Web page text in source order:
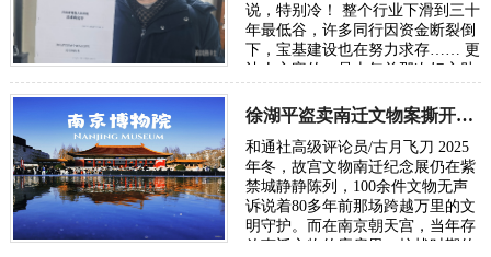
说，特别冷！ 整个行业下滑到三十
年最低谷，许多同行因资金断裂倒
下，宝基建设也在努力求存…… 更
让人心寒的，是十年前那次好心助
人、十年后反被诬告“欠钱不还”，
而河南三级…
徐湖平盗卖南迁文物案撕开文物保护领域权力贪腐的遮羞布
和通社高级评论员/古月飞刀 2025
年冬，故宫文物南迁纪念展仍在紫
禁城静静陈列，100余件文物无声
诉说着80多年前那场跨越万里的文
明守护。而在南京朝天宫，当年存
放南迁文物的库房里，抗战时期的